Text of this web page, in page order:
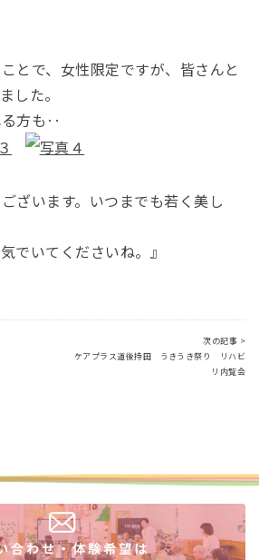
とで、女性限定ですが、皆さんと
した。
方も‥
ざいます。いつまでも若く美し
でいてくださいね。』
次の記事 >
ケアプラス道後持田 うきうき祭り リハビ
リ内覧会